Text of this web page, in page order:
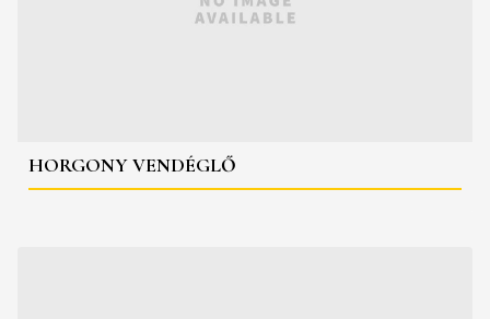
HORGONY VENDÉGLŐ